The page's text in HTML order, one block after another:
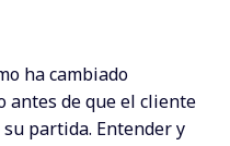
ha cambiado
antes de que el cliente
partida. Entender y